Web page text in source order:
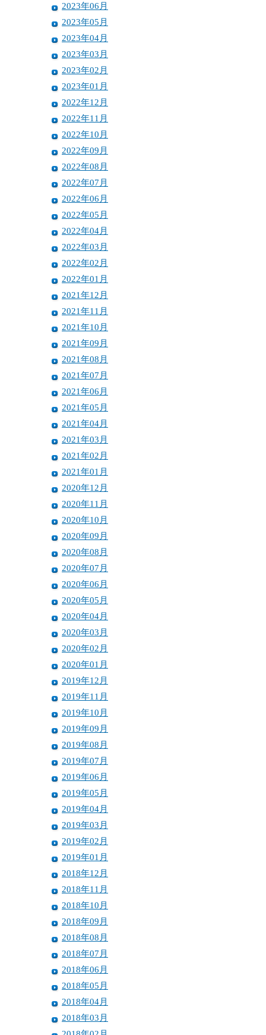
2023年06月
2023年05月
2023年04月
2023年03月
2023年02月
2023年01月
2022年12月
2022年11月
2022年10月
2022年09月
2022年08月
2022年07月
2022年06月
2022年05月
2022年04月
2022年03月
2022年02月
2022年01月
2021年12月
2021年11月
2021年10月
2021年09月
2021年08月
2021年07月
2021年06月
2021年05月
2021年04月
2021年03月
2021年02月
2021年01月
2020年12月
2020年11月
2020年10月
2020年09月
2020年08月
2020年07月
2020年06月
2020年05月
2020年04月
2020年03月
2020年02月
2020年01月
2019年12月
2019年11月
2019年10月
2019年09月
2019年08月
2019年07月
2019年06月
2019年05月
2019年04月
2019年03月
2019年02月
2019年01月
2018年12月
2018年11月
2018年10月
2018年09月
2018年08月
2018年07月
2018年06月
2018年05月
2018年04月
2018年03月